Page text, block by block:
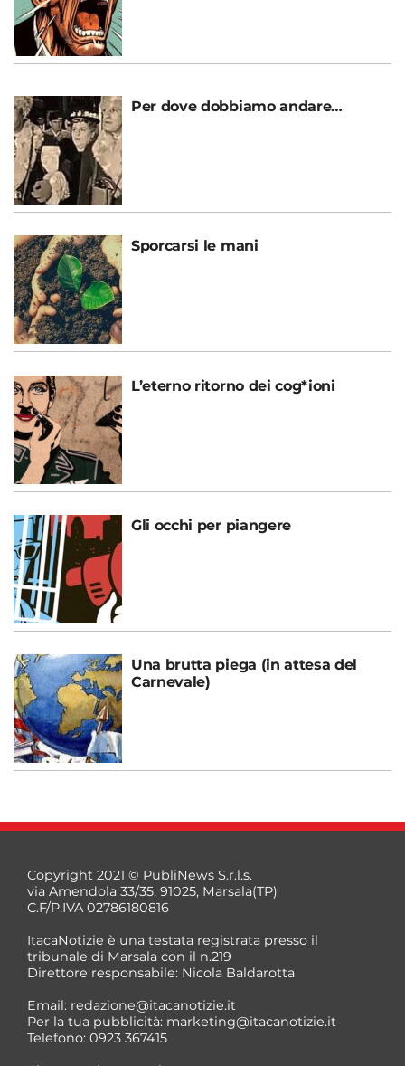
Per dove dobbiamo andare…
Sporcarsi le mani
L’eterno ritorno dei cog*ioni
Gli occhi per piangere
Una brutta piega (in attesa del
Carnevale)
Copyright 2021 © PubliNews S.r.l.s.
via Amendola 33/35, 91025, Marsala(TP)
C.F/P.IVA 02786180816
ItacaNotizie è una testata registrata presso il
tribunale di Marsala con il n.219
Direttore responsabile: Nicola Baldarotta
Email: redazione@itacanotizie.it
Per la tua pubblicità: marketing@itacanotizie.it
Telefono: 0923 367415